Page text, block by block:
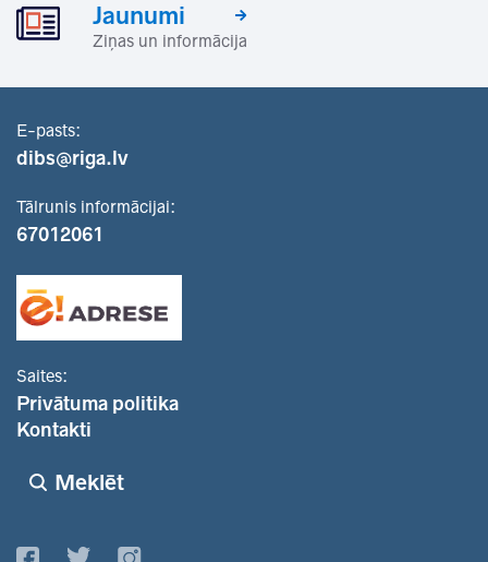
Jaunumi
Ziņas un informācija
E-pasts:
dibs@riga.lv
Tālrunis informācijai:
67012061
Saites:
Privātuma politika
Kontakti
Meklēt